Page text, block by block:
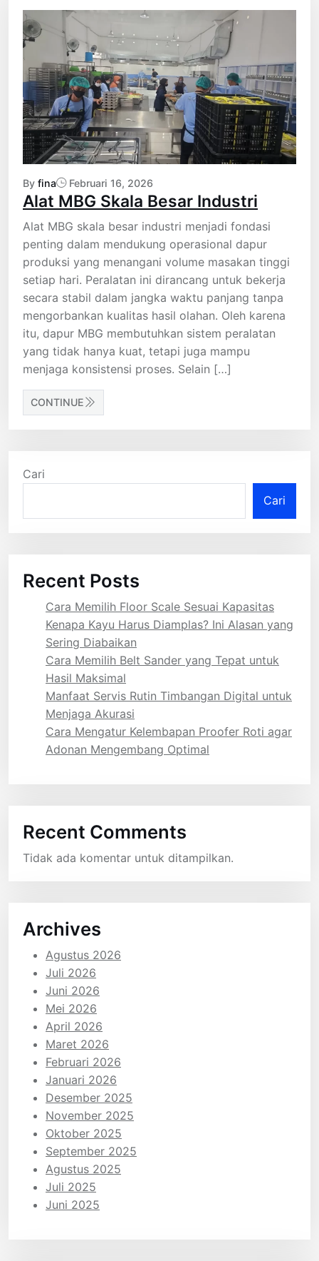
By fina Februari 16, 2026
Alat MBG Skala Besar Industri
Alat MBG skala besar industri menjadi fondasi
penting dalam mendukung operasional dapur
produksi yang menangani volume masakan tinggi
setiap hari. Peralatan ini dirancang untuk bekerja
secara stabil dalam jangka waktu panjang tanpa
mengorbankan kualitas hasil olahan. Oleh karena
itu, dapur MBG membutuhkan sistem peralatan
yang tidak hanya kuat, tetapi juga mampu
menjaga konsistensi proses. Selain […]
CONTINUE
Cari
Cari
Recent Posts
Cara Memilih Floor Scale Sesuai Kapasitas
Kenapa Kayu Harus Diamplas? Ini Alasan yang
Sering Diabaikan
Cara Memilih Belt Sander yang Tepat untuk
Hasil Maksimal
Manfaat Servis Rutin Timbangan Digital untuk
Menjaga Akurasi
Cara Mengatur Kelembapan Proofer Roti agar
Adonan Mengembang Optimal
Recent Comments
Tidak ada komentar untuk ditampilkan.
Archives
Agustus 2026
Juli 2026
Juni 2026
Mei 2026
April 2026
Maret 2026
Februari 2026
Januari 2026
Desember 2025
November 2025
Oktober 2025
September 2025
Agustus 2025
Juli 2025
Juni 2025